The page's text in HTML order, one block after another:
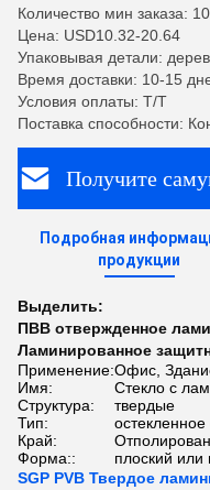
Количество мин заказа:
Цена: USD10.32-20.64
Упаковывая детали:
Время доставки: 10-15
Условия оплаты: T/T
Поставка способности:
Получите
Подробная
продукции
Выделить:
ПВВ отвержденное
Ламинированное
Применение:Офис,
Имя:
Стекло с
Структура:
твердые
Тип:
остекленное
Край:
Форма::
плоский или
SGP PVB Твердое